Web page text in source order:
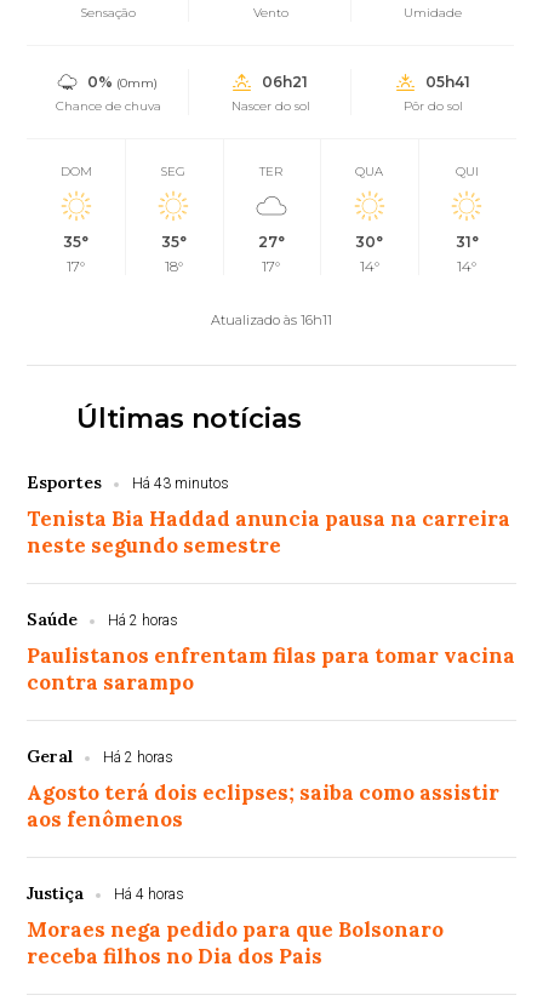
Sensação Vento Umidade
0% (0mm)
Chance de chuva
06h21
Nascer do sol
05h41
Pôr do sol
DOM
35°
17°
SEG
35°
18°
TER
27°
17°
QUA
30°
14°
QUI
31°
14°
Atualizado às 16h11
Últimas notícias
Esportes Há 43 minutos
Tenista Bia Haddad anuncia pausa na carreira
neste segundo semestre
Saúde Há 2 horas
Paulistanos enfrentam filas para tomar vacina
contra sarampo
Geral Há 2 horas
Agosto terá dois eclipses; saiba como assistir
aos fenômenos
Justiça Há 4 horas
Moraes nega pedido para que Bolsonaro
receba filhos no Dia dos Pais